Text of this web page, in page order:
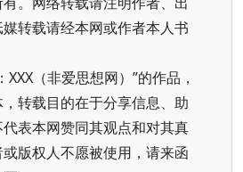
转载请经本网或作者本人书
XXX（非爱思想网）”的作品，
转载目的在于分享信息、助
表本网赞同其观点和对其真
版权人不愿被使用，请来函